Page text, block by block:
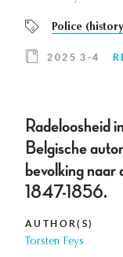
Police
2025 3-4
Radeloosheid
Belgische
bevolking
1847-1856.
AUTHOR(S)
Torsten Feys